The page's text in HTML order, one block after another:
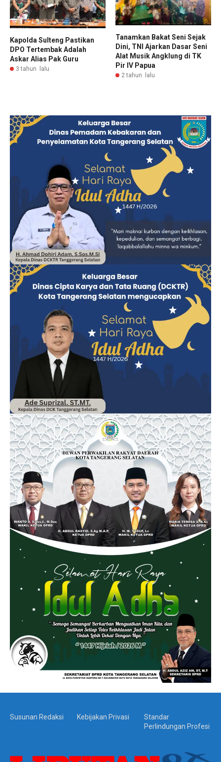
Kapolda Sulteng Pastikan
DPO Tertembak Adalah
Askar Alias Pak Guru
3 tahun lalu
Tanamkan Bakat Seni Sejak
Dini, TNI Ajarkan Dasar Seni
Alat Musik Angklung di TK
Pir IV Papua
2 tahun lalu
Susunan Redaksi Kebijakan Privasi
Standar
Perlindungan Profesi